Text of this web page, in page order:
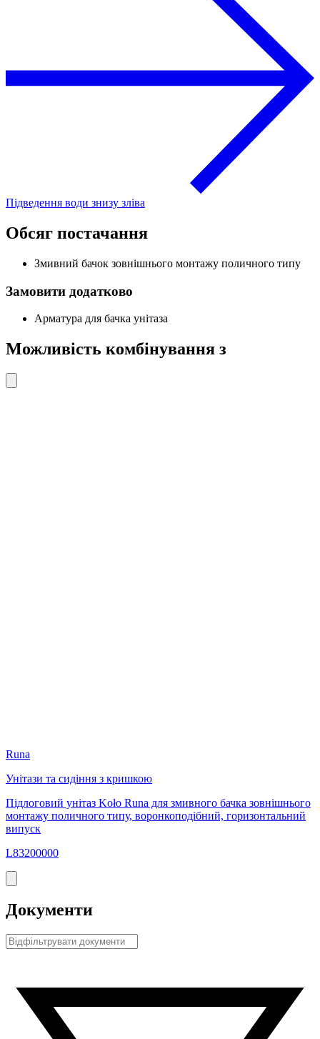
Підведення води знизу зліва
Обсяг постачання
Змивний бачок зовнішнього монтажу поличного типу
Замовити додатково
Арматура для бачка унітаза
Можливість комбінування з
Runa
Унітази та сидіння з кришкою
Підлоговий унітаз Koło Runa для змивного бачка зовнішнього
монтажу поличного типу, воронкоподібний, горизонтальний
випуск
L83200000
Документи